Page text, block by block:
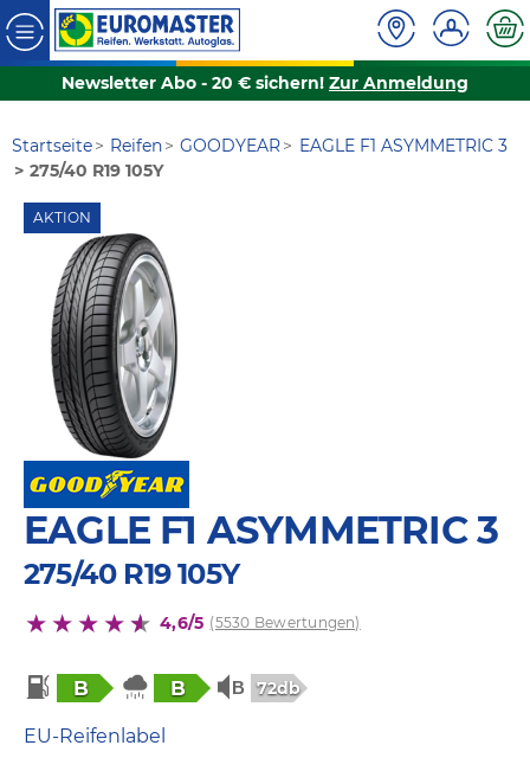
Newsletter Abo - 20 € sichern! Zur Anmeldung
Startseite Reifen GOODYEAR
EAGLE F1 ASYMMETRIC 3
275/40 R19 105Y
AKTION
EAGLE F1 ASYMMETRIC 3
275/40 R19 105Y
4,6/5 (5530 Bewertungen)
B B 72db
EU-Reifenlabel